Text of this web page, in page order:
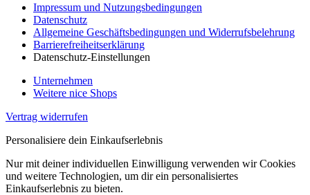
Impressum und Nutzungsbedingungen
Datenschutz
Allgemeine Geschäftsbedingungen und Widerrufsbelehrung
Barrierefreiheitserklärung
Datenschutz-Einstellungen
Unternehmen
Weitere nice Shops
Vertrag widerrufen
Personalisiere dein Einkaufserlebnis
Nur mit deiner individuellen Einwilligung verwenden wir Cookies
und weitere Technologien, um dir ein personalisiertes
Einkaufserlebnis zu bieten.